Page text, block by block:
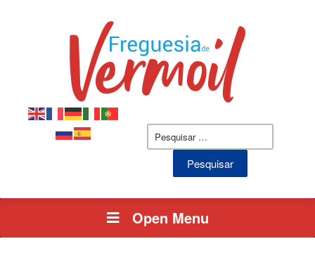
Open Menu